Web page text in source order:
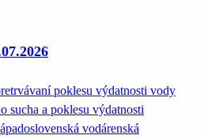
poklesu výdatnosti vody
sucha a poklesu výdatnosti
vodárenská